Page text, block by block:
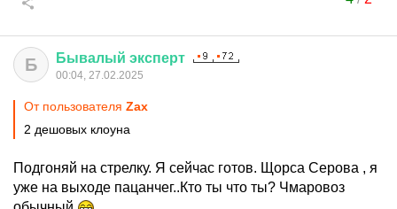
Б Бывалый эксперт
00:04, 27.02.2025
От пользователя Zax
2 дешовых клоуна
Подгоняй на стрелку. Я сейчас готов. Щорса Серова , я
уже на выходе пацанчег..Кто ты что ты? Чмаровоз